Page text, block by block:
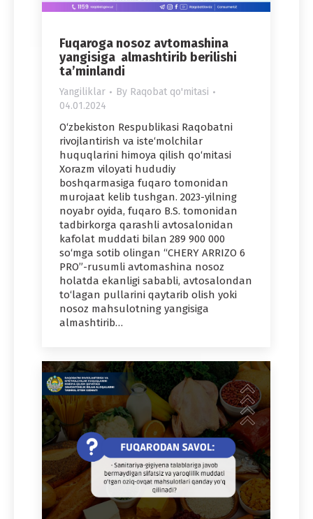
Fuqaroga nosoz avtomashina
yangisiga almashtirib berilishi
ta’minlandi
Yangiliklar By Raqobat qo'mitasi
04.01.2024
O‘zbekiston Respublikasi Raqobatni
rivojlantirish va iste‘molchilar
huquqlarini himoya qilish qo‘mitasi
Xorazm viloyati hududiy
boshqarmasiga fuqaro tomonidan
murojaat kelib tushgan. 2023-yilning
noyabr oyida, fuqaro B.S. tomonidan
tadbirkorga qarashli avtosalonidan
kafolat muddati bilan 289 900 000
so‘mga sotib olingan “CHERY ARRIZO 6
PRO”-rusumli avtomashina nosoz
holatda ekanligi sababli, avtosalondan
to‘lagan pullarini qaytarib olish yoki
nosoz mahsulotning yangisiga
almashtirib…